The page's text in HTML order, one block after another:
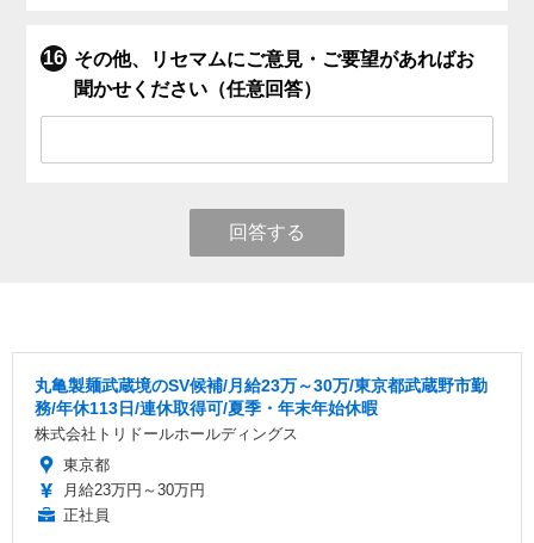
その他、リセマムにご意見・ご要望があればお
聞かせください（任意回答）
回答する
丸亀製麺武蔵境のSV候補/月給23万～30万/東京都武蔵野市勤
務/年休113日/連休取得可/夏季・年末年始休暇
株式会社トリドールホールディングス
東京都
月給23万円～30万円
正社員